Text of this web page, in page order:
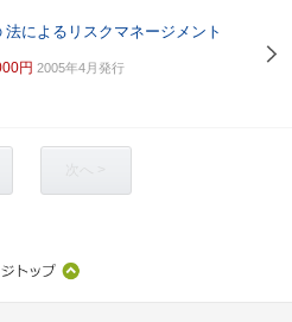
法によるリスクマネージメント
円 2005年4月発行